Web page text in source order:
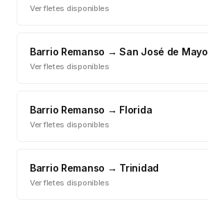
Ver fletes disponibles
Barrio Remanso →San José de Mayo
Ver fletes disponibles
Barrio Remanso → Florida
Ver fletes disponibles
Barrio Remanso → Trinidad
Ver fletes disponibles